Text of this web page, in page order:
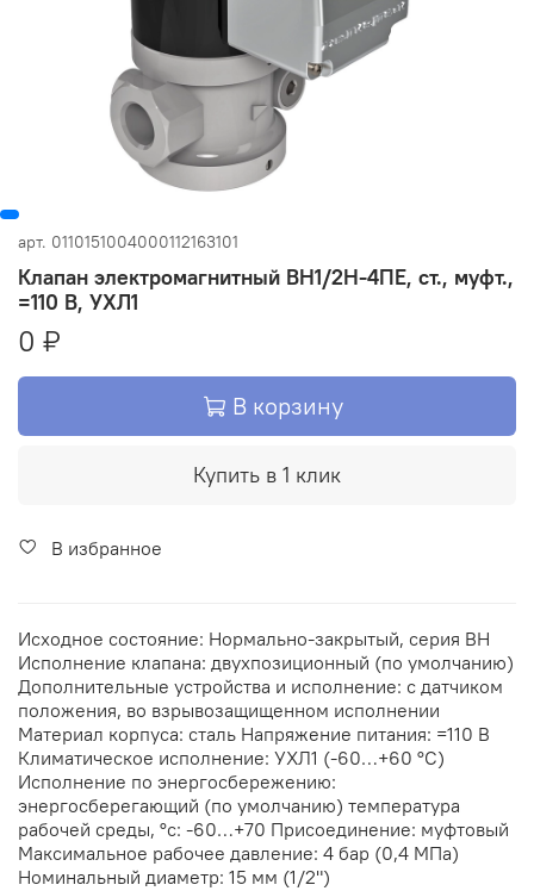
арт. 0110151004000112163101
Клапан электромагнитный ВН1/2Н-4ПЕ, ст., муфт.,
=110 В, УХЛ1
0 ₽
В корзину
Купить в 1 клик
В избранное
Исходное состояние: Нормально-закрытый, серия ВН
Исполнение клапана: двухпозиционный (по умолчанию)
Дополнительные устройства и исполнение: с датчиком
положения, во взрывозащищенном исполнении
Материал корпуса: сталь Напряжение питания: =110 В
Климатическое исполнение: УХЛ1 (-60…+60 °С)
Исполнение по энергосбережению:
энергосберегающий (по умолчанию) температура
рабочей среды, °с: -60…+70 Присоединение: муфтовый
Максимальное рабочее давление: 4 бар (0,4 МПа)
Номинальный диаметр: 15 мм (1/2")